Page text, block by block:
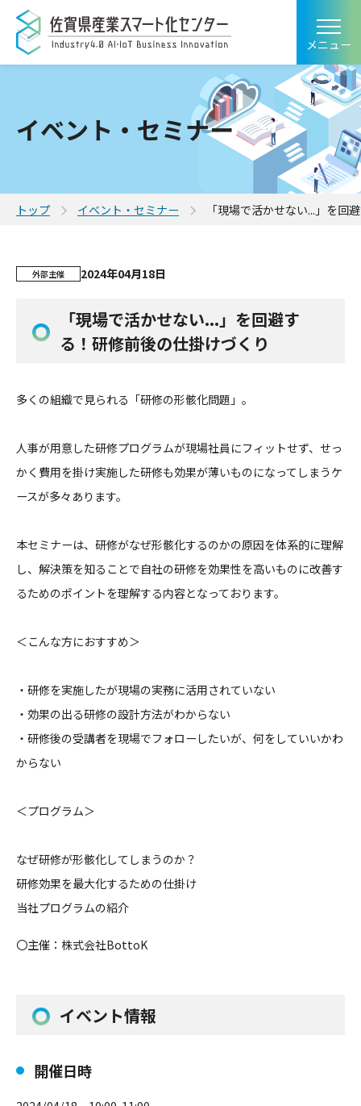
メニュー
イベント・セミナー
トップ イベント・セミナー 「現場で活かせない...」を回
外部主催 2024年04月18日
「現場で活かせない...」を回避す
る！研修前後の仕掛けづくり
多くの組織で見られる「研修の形骸化問題」。
人事が用意した研修プログラムが現場社員にフィットせず、せっ
か く費用を掛け実施した研修も効果が薄いものになってしまうケ
ースが多々あります。
本セミナーは、研修がなぜ形骸化するのかの原因を体系的に理解
し、解決策を知ることで自社の研修を効果性を高いものに改善す
るためのポイントを理解する内容となっております。
＜こんな方におすすめ＞
・研修を実施したが現場の実務に活用されていない
・効果の出る研修の設計方法がわからない
・研修後の受講者を現場でフォローしたいが、何をしていいかわ
からない
＜プログラム＞
なぜ研修が形骸化してしまうのか？
研修効果を最大化するための仕掛け
当社プログラムの紹介
〇主催：株式会社BottoK
イベント情報
開催日時